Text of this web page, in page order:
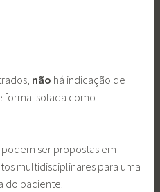
não há indicação de
isolada como
ser propostas em
multidisciplinares para uma
do paciente.